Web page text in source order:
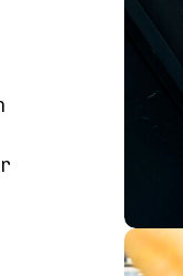
Image